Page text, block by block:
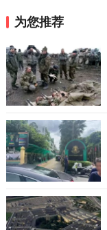
为您推荐